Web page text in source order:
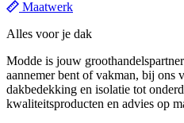
Maatwerk
Alles voor je dak
Modde is jouw
aannemer bent of vakman, bij ons
dakbedekking en isolatie tot
kwaliteitsproducten en advies op